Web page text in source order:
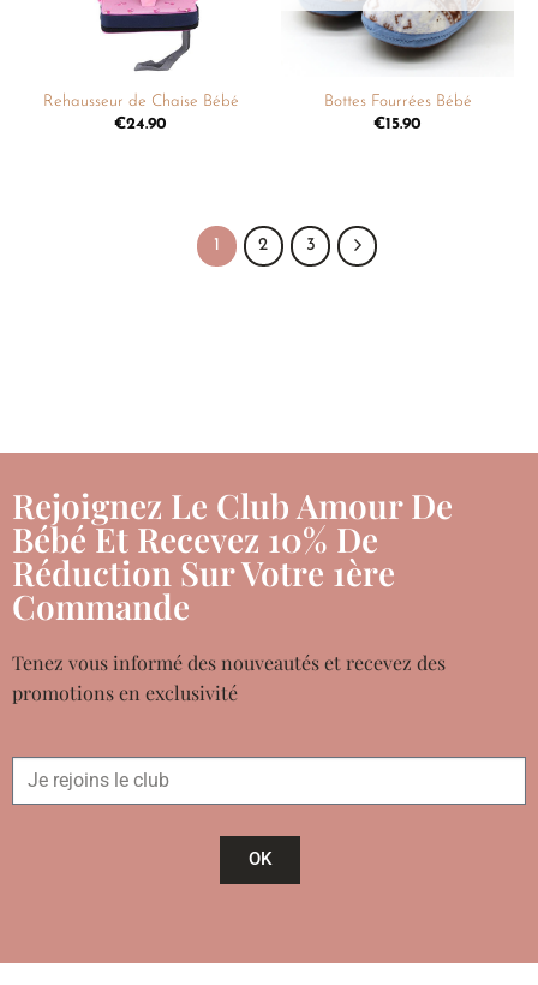
Rehausseur de Chaise Bébé
€24.90
Bottes Fourrées Bébé
€15.90
1 2 3
Rejoignez Le Club Amour De
Bébé Et Recevez 10% De
Réduction Sur Votre 1ère
Commande
Tenez vous informé des nouveautés et recevez des
promotions en exclusivité
OK